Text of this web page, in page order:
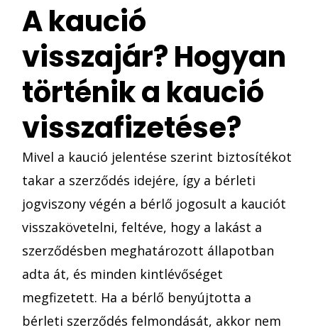
A kaució
visszajár? Hogyan
történik a kaució
visszafizetése?
Mivel a kaució jelentése szerint biztosítékot
takar a szerződés idejére, így a bérleti
jogviszony végén a bérlő jogosult a kauciót
visszakövetelni, feltéve, hogy a lakást a
szerződésben meghatározott állapotban
adta át, és minden kintlévőséget
megfizetett. Ha a bérlő benyújtotta a
bérleti szerződés felmondását, akkor nem